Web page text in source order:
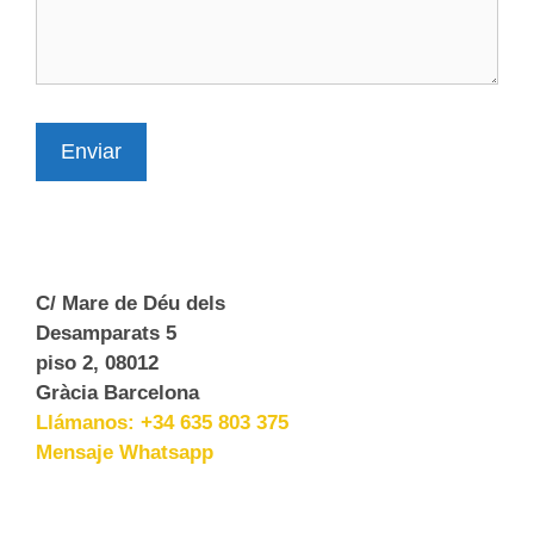
Enviar
C/ Mare de Déu dels
Desamparats 5
piso 2, 08012
Gràcia Barcelona
Llámanos: +34 635 803 375
Mensaje Whatsapp